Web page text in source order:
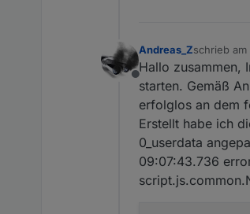
Offline
Andreas_Zschrieb am
zuletzt
Hallo zusammen,
starten. Gemäß
erfolglos an dem
Erstellt habe ich
0_userdata
09:07:43.736